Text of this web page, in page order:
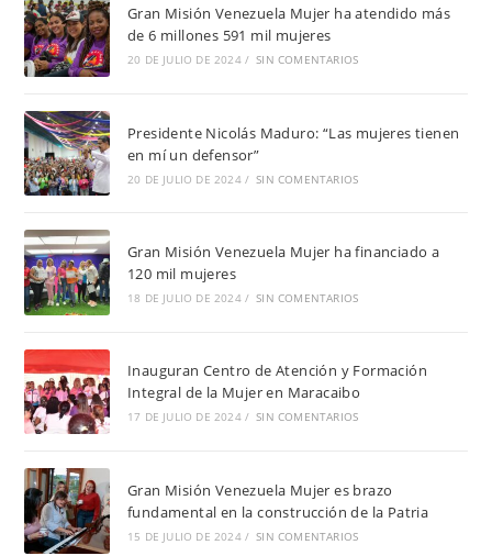
Gran Misión Venezuela Mujer ha atendido más
de 6 millones 591 mil mujeres
20 DE JULIO DE 2024 / SIN COMENTARIOS
Presidente Nicolás Maduro: “Las mujeres tienen
en mí un defensor”
20 DE JULIO DE 2024 / SIN COMENTARIOS
Gran Misión Venezuela Mujer ha financiado a
120 mil mujeres
18 DE JULIO DE 2024 / SIN COMENTARIOS
Inauguran Centro de Atención y Formación
Integral de la Mujer en Maracaibo
17 DE JULIO DE 2024 / SIN COMENTARIOS
Gran Misión Venezuela Mujer es brazo
fundamental en la construcción de la Patria
15 DE JULIO DE 2024 / SIN COMENTARIOS